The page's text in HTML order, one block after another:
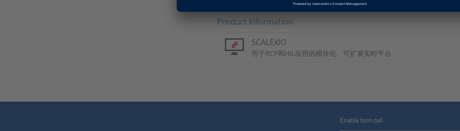
Product Information
SCALEXIO
用于RCP和HIL应用的模块化、可扩展实时平台
Enable form call